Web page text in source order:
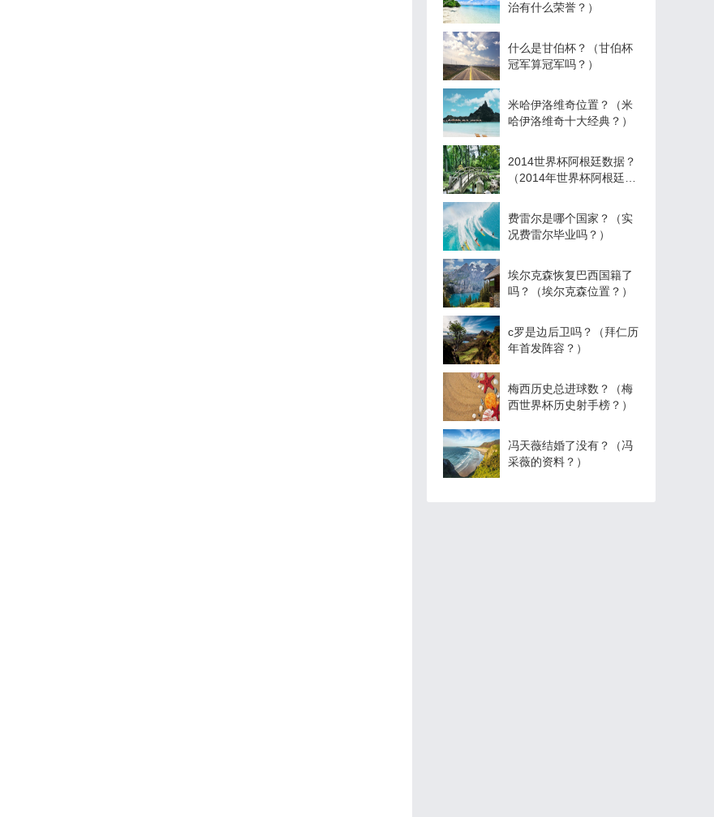
治有什么荣誉？）
什么是甘伯杯？（甘伯杯
冠军算冠军吗？）
米哈伊洛维奇位置？（米
哈伊洛维奇十大经典？）
2014世界杯阿根廷数据？
（2014年世界杯阿根廷所
费雷尔是哪个国家？（实
况费雷尔毕业吗？）
埃尔克森恢复巴西国籍了
吗？（埃尔克森位置？）
c罗是边后卫吗？（拜仁历
年首发阵容？）
梅西历史总进球数？（梅
西世界杯历史射手榜？）
冯天薇结婚了没有？（冯
采薇的资料？）